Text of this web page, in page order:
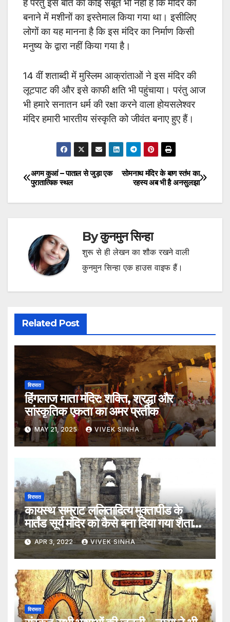
है परंतु इस बात का कोई सबूत भी नहीं है कि मंदिर को
बनाने में मशीनों का इस्तेमाल किया गया था। इसीलिए
लोगों का यह मानना है कि इस मंदिर का निर्माण किसी
मनुष्य के द्वारा नहीं किया गया है।
14 वीं शताब्दी में मुस्लिम आक्रांताओं ने इस मंदिर की
लूटपाट की और इसे काफी क्षति भी पहुंचाया। परंतु आज
भी हमारे सनातन धर्म की रक्षा करने वाला होयसलेश्वर
मंदिर हमारी भारतीय संस्कृति को जीवंत बनाए हुए हैं।
Post
navigation
सोमनाथ मंदिर के बाण स्तंभ का
रहस्य अब भी है अनसुलझा
अगम कुआं – पाताल से जुड़ा एक
पुरातात्विक स्थल
Byकुनमुन सिन्हा
शुरू से ही लेखन का शौक रखने वाली
कुनमुन सिन्हा एक हाउस वाइफ हैं।
Related Post
विरासत
हिंगलाज माता मंदिर: शक्ति, श्रद्धा और
सांस्कृतिक एकता का अमर प्रतीक
MAY 21, 2025 VIVEK SINHA
विरासत
कायस्थ सम्राट ललितादित्य मुक्तापीड के
मार्तंड सूर्य मंदिर को कैसे बना दिया गया शैतान
की गुफा
APR 3, 2022 VIVEK SINHA
विरासत